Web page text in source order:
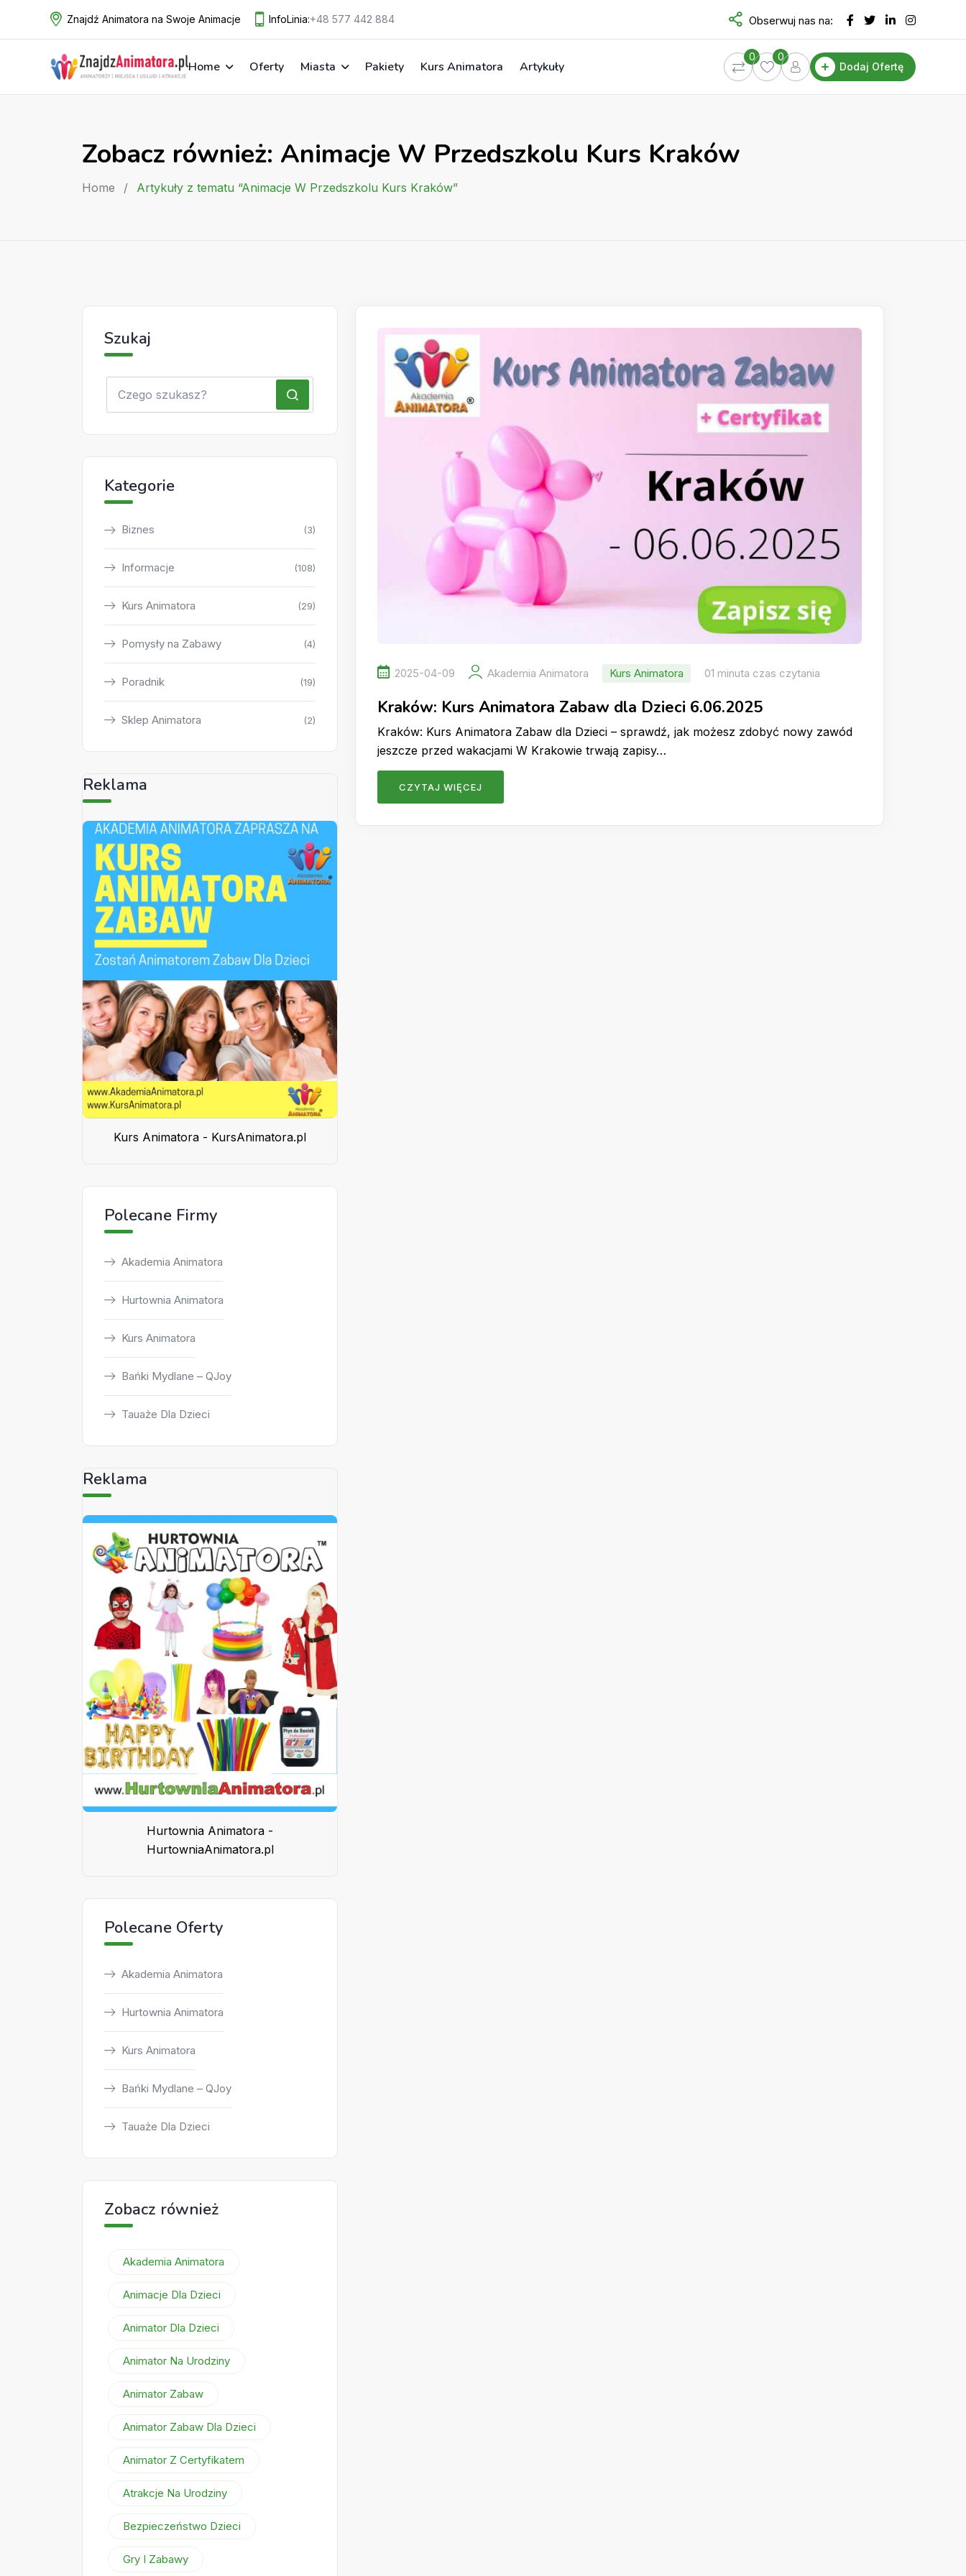
Znajdź Animatora na Swoje Animacje InfoLinia:+48 577 442 884 Obserwuj nas na:
Home Oferty Miasta Pakiety Kurs Animatora Artykuły
0
0
Dodaj Ofertę
Zobacz również: Animacje W Przedszkolu Kurs Kraków
Home / Artykuły z tematu “Animacje W Przedszkolu Kurs Kraków”
2025-04-09 Akademia Animatora Kurs Animatora 01 minuta czas czytania
Kraków: Kurs Animatora Zabaw dla Dzieci 6.06.2025
Kraków: Kurs Animatora Zabaw dla Dzieci – sprawdź, jak możesz zdobyć nowy zawód
jeszcze przed wakacjami W Krakowie trwają zapisy…
CZYTAJ WIĘCEJ
Szukaj
Kategorie
Biznes (3)
Informacje (108)
Kurs Animatora (29)
Pomysły na Zabawy (4)
Poradnik (19)
Sklep Animatora (2)
Reklama
Kurs Animatora - KursAnimatora.pl
Polecane Firmy
Akademia Animatora
Hurtownia Animatora
Kurs Animatora
Bańki Mydlane – QJoy
Tauaże Dla Dzieci
Reklama
Hurtownia Animatora -
HurtowniaAnimatora.pl
Polecane Oferty
Akademia Animatora
Hurtownia Animatora
Kurs Animatora
Bańki Mydlane – QJoy
Tauaże Dla Dzieci
Zobacz również
Akademia Animatora
Animacje Dla Dzieci
Animator Dla Dzieci
Animator Na Urodziny
Animator Zabaw
Animator Zabaw Dla Dzieci
Animator Z Certyfikatem
Atrakcje Na Urodziny
Bezpieczeństwo Dzieci
Gry I Zabawy